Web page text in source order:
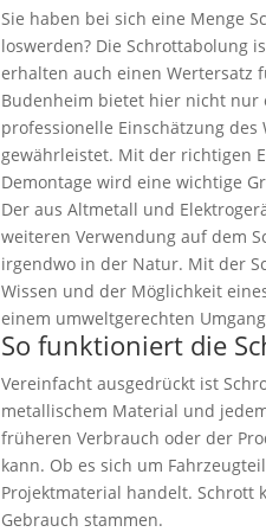
Sie haben bei sich eine Menge
loswerden? Die Schrottabolung
erhalten auch einen Wertersatz
Budenheim bietet hier nicht nur
professionelle Einschätzung des
gewährleistet. Mit der richtigen
Demontage wird eine wichtige
Der aus Altmetall und
weiteren Verwendung auf dem
irgendwo in der Natur. Mit der
Wissen und der Möglichkeit
einem umweltgerechten
So funktioniert die
Vereinfacht ausgedrückt ist
metallischem Material und
früheren Verbrauch oder der
kann. Ob es sich um
Projektmaterial handelt. Schrott
Gebrauch stammen.